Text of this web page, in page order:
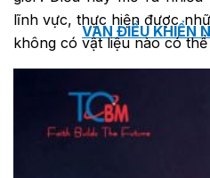
VAN ĐIỀU KHIỂN
VAN XẢ KHÍ
lĩnh vực, thực hiện được
không có vật liệu nào có